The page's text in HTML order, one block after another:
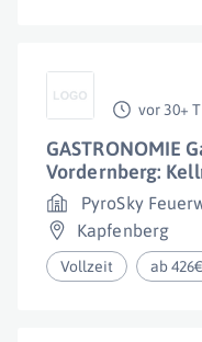
vor 30+ T
GASTRONOMIE
Vordernberg:
PyroSky
Kapfenberg
Vollzeit ab